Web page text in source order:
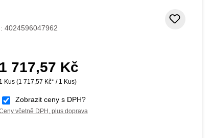
4024596047962
Běžná cena:
1 717,57 Kč
1 Kus (1 717,57 Kč* / 1 Kus)
Zobrazit ceny s DPH?
včetně DPH, plus doprava